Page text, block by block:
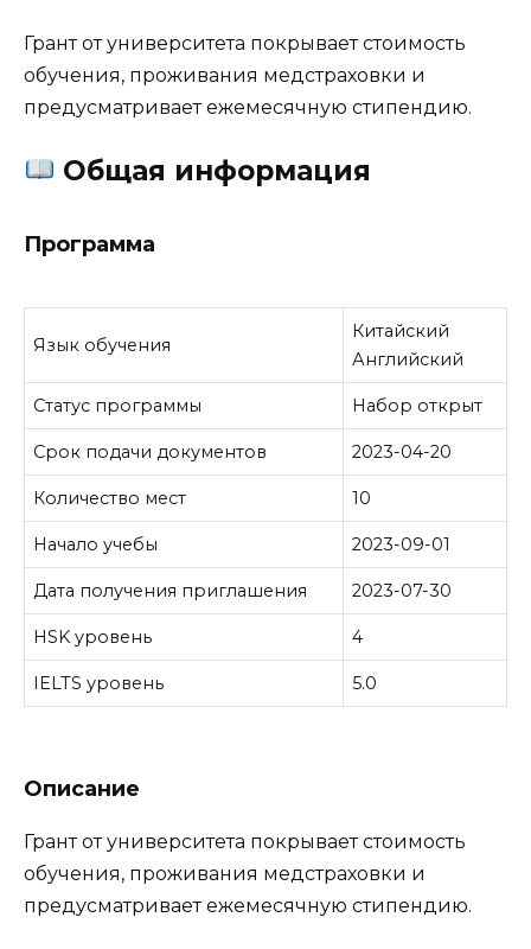
Грант от университета покрывает стоимость
обучения, проживания медстраховки и
предусматривает ежемесячную стипендию.
Общая информация
Программа
Язык обучения
Китайский
Английский
Статус программы Набор открыт
Срок подачи документов 2023-04-20
Количество мест 10
Начало учебы 2023-09-01
Дата получения приглашения 2023-07-30
HSK уровень 4
IELTS уровень 5.0
Описание
Грант от университета покрывает стоимость
обучения, проживания медстраховки и
предусматривает ежемесячную стипендию.